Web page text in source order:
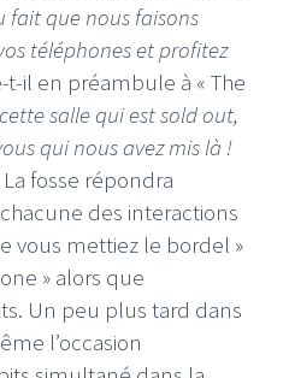
que nous faisons
téléphones et profitez
t-il en préambule à « The
salle qui est sold out,
qui nous avez mis là !
La fosse répondra
des interactions
vous mettiez le bordel »
» alors que
Un peu plus tard dans
l’occasion